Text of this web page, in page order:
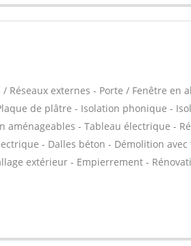
Réseaux externes - Porte / Fenêtre en
de plâtre - Isolation phonique -
- Tableau électrique -
- Dalles béton - Démolition
extérieur - Empierrement -